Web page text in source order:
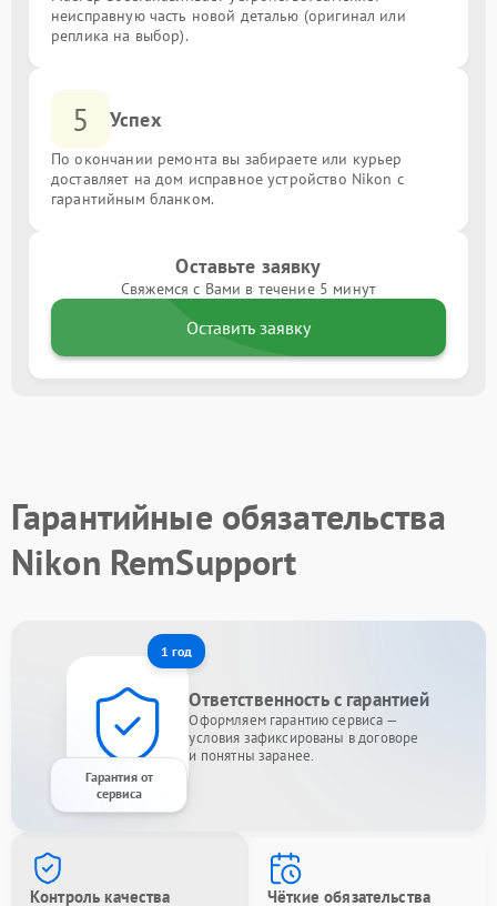
неисправную часть новой деталью (оригинал или
реплика на выбор).
5 Успех
По окончании ремонта вы забираете или курьер
доставляет на дом исправное устройство Nikon с
гарантийным бланком.
Оставьте заявку
Свяжемся с Вами в течение 5 минут
Оставить заявку
Гарантийные обязательства
Nikon RemSupport
1 год
Гарантия от
сервиса
Ответственность с гарантией
Оформляем гарантию сервиса —
условия зафиксированы в договоре
и понятны заранее.
Контроль качества Чёткие обязательства